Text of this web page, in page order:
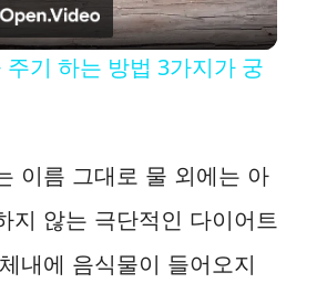
l
y
V
주기 하는 방법 3가지가 궁
이름 그대로 물 외에는 아
지 않는 극단적인 다이어트
내에 음식물이 들어오지